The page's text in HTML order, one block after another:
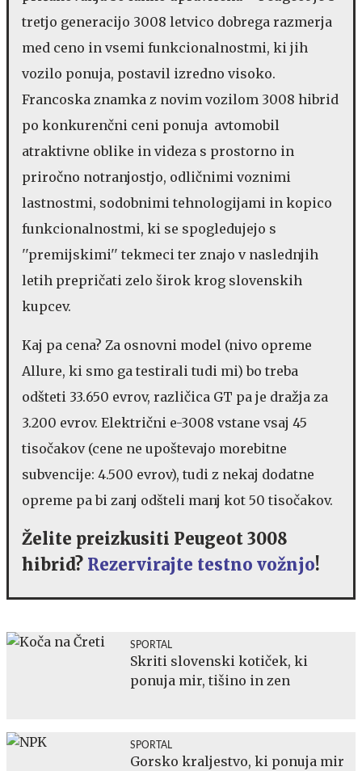
tretjo generacijo 3008 letvico dobrega razmerja
med ceno in vsemi funkcionalnostmi, ki jih
vozilo ponuja, postavil izredno visoko.
Francoska znamka z novim vozilom 3008 hibrid
po konkurenčni ceni ponuja avtomobil
atraktivne oblike in videza s prostorno in
priročno notranjostjo, odličnimi voznimi
lastnostmi, sodobnimi tehnologijami in kopico
funkcionalnostmi, ki se spogledujejo s
''premijskimi'' tekmeci ter znajo v naslednjih
letih prepričati zelo širok krog slovenskih
kupcev.
Kaj pa cena? Za osnovni model (nivo opreme
Allure, ki smo ga testirali tudi mi) bo treba
odšteti 33.650 evrov, različica GT pa je dražja za
3.200 evrov. Električni e-3008 vstane vsaj 45
tisočakov (cene ne upoštevajo morebitne
subvencije: 4.500 evrov), tudi z nekaj dodatne
opreme pa bi zanj odšteli manj kot 50 tisočakov.
Želite preizkusiti Peugeot 3008
hibrid? Rezervirajte testno vožnjo!
SPORTAL
Skriti slovenski kotiček, ki
ponuja mir, tišino in zen
SPORTAL
Gorsko kraljestvo, ki ponuja mir